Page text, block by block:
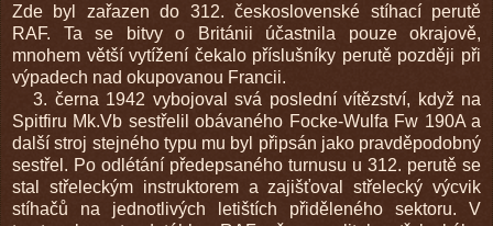
Zde byl zařazen do 312. československé stíhací perutě
RAF. Ta se bitvy o Británii účastnila pouze okrajově,
mnohem větší vytížení čekalo příslušníky perutě později při
výpadech nad okupovanou Francii.
3. černa 1942 vybojoval svá poslední vítězství, když na
Spitfiru Mk.Vb sestřelil obávaného Focke-Wulfa Fw 190A a
další stroj stejného typu mu byl připsán jako pravděpodobný
sestřel. Po odlétání předepsaného turnusu u 312. perutě se
stal střeleckým instruktorem a zajišťoval střelecký výcvik
stíhačů na jednotlivých letištích přiděleného sektoru. V